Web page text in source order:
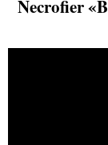
Necrofier